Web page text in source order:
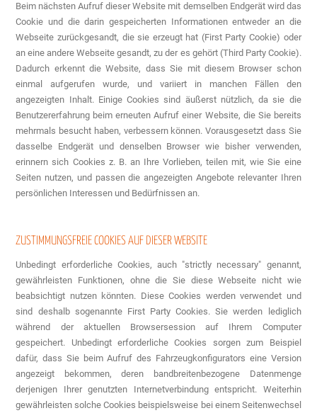
Beim nächsten Aufruf dieser Website mit demselben Endgerät wird das
Cookie und die darin gespeicherten Informationen entweder an die
Webseite zurückgesandt, die sie erzeugt hat (First Party Cookie) oder
an eine andere Webseite gesandt, zu der es gehört (Third Party Cookie).
Dadurch erkennt die Website, dass Sie mit diesem Browser schon
einmal aufgerufen wurde, und variiert in manchen Fällen den
angezeigten Inhalt. Einige Cookies sind äußerst nützlich, da sie die
Benutzererfahrung beim erneuten Aufruf einer Website, die Sie bereits
mehrmals besucht haben, verbessern können. Vorausgesetzt dass Sie
dasselbe Endgerät und denselben Browser wie bisher verwenden,
erinnern sich Cookies z. B. an Ihre Vorlieben, teilen mit, wie Sie eine
Seiten nutzen, und passen die angezeigten Angebote relevanter Ihren
persönlichen Interessen und Bedürfnissen an.
ZUSTIMMUNGSFREIE COOKIES AUF DIESER WEBSITE
Unbedingt erforderliche Cookies, auch "strictly necessary" genannt,
gewährleisten Funktionen, ohne die Sie diese Webseite nicht wie
beabsichtigt nutzen könnten. Diese Cookies werden verwendet und
sind deshalb sogenannte First Party Cookies. Sie werden lediglich
während der aktuellen Browsersession auf Ihrem Computer
gespeichert. Unbedingt erforderliche Cookies sorgen zum Beispiel
dafür, dass Sie beim Aufruf des Fahrzeugkonfigurators eine Version
angezeigt bekommen, deren bandbreitenbezogene Datenmenge
derjenigen Ihrer genutzten Internetverbindung entspricht. Weiterhin
gewährleisten solche Cookies beispielsweise bei einem Seitenwechsel